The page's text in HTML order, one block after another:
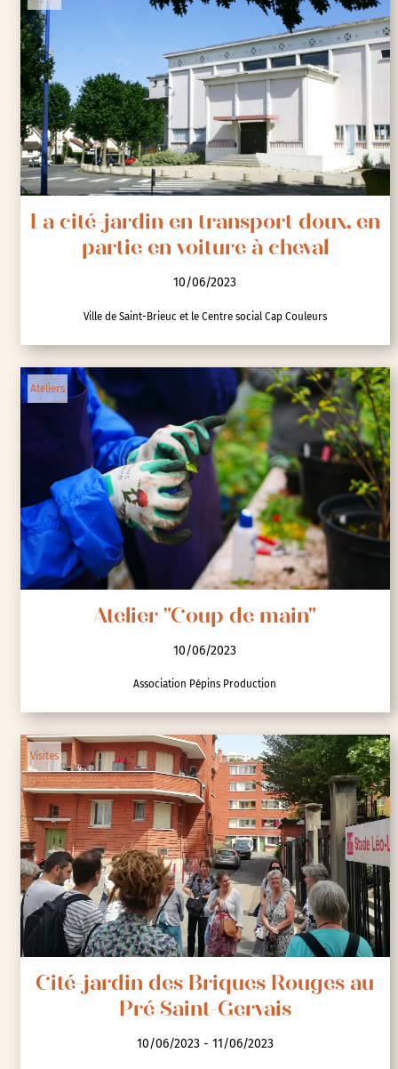
La cité-jardin en transport doux, en
partie en voiture à cheval
10/06/2023
Ville de Saint-Brieuc et le Centre social Cap Couleurs
Ateliers
Atelier "Coup de main"
10/06/2023
Association Pépins Production
Visites
Cité-jardin des Briques Rouges au
Pré Saint-Gervais
10/06/2023 - 11/06/2023